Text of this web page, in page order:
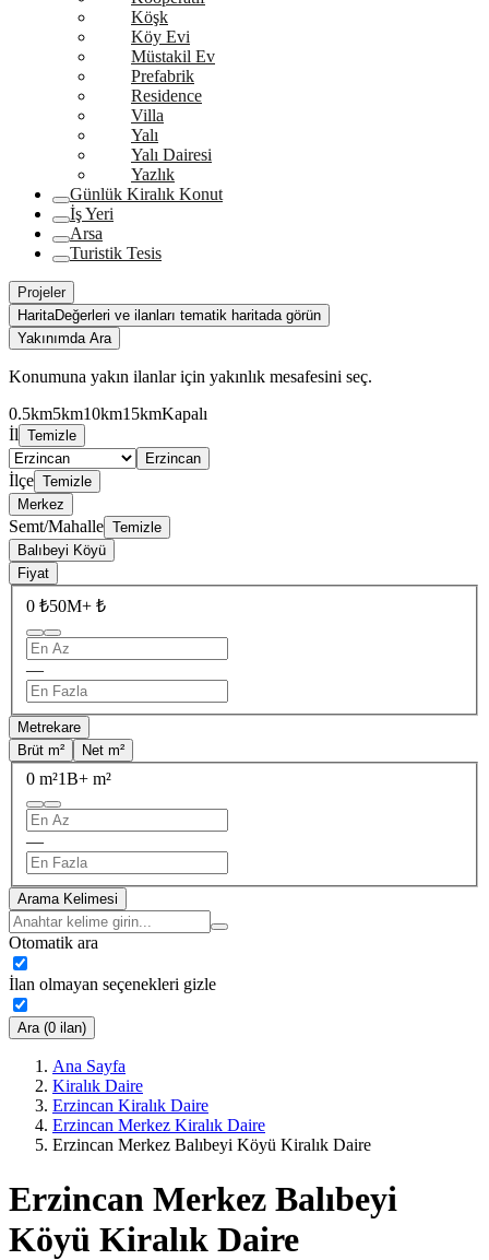
Köşk
Köy Evi
Müstakil Ev
Prefabrik
Residence
Villa
Yalı
Yalı Dairesi
Yazlık
Günlük Kiralık Konut
İş Yeri
Arsa
Turistik Tesis
Projeler
HaritaDeğerleri ve ilanları tematik haritada görün
Yakınımda Ara
Konumuna yakın ilanlar için yakınlık mesafesini seç.
0.5km5km10km15kmKapalı
İl Temizle
Erzincan
İlçe Temizle
Merkez
Semt/Mahalle Temizle
Balıbeyi Köyü
Fiyat
0 ₺50M+ ₺
—
Metrekare
Brüt m²
Net m²
0 m²1B+ m²
—
Arama Kelimesi
Otomatik ara
İlan olmayan seçenekleri gizle
Ara (0 ilan)
Ana Sayfa
Kiralık Daire
Erzincan Kiralık Daire
Erzincan Merkez Kiralık Daire
Erzincan Merkez Balıbeyi Köyü Kiralık Daire
Erzincan Merkez Balıbeyi
Köyü Kiralık Daire